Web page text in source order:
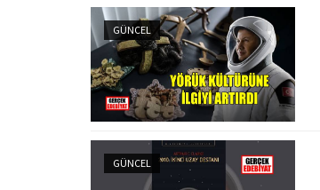
GÜNCEL
GÜNCEL